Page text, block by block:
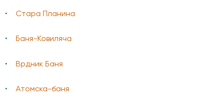
Стара Планина
Баня-Ковиляча
Врдник Баня
Атомска-баня